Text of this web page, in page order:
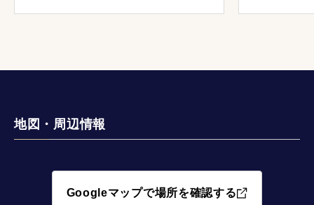
地図・周辺情報
Googleマップで場所を確認する